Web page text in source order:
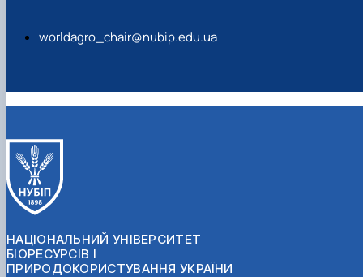
worldagro_chair@nubip.edu.ua
НАЦІОНАЛЬНИЙ УНІВЕРСИТЕТ
БІОРЕСУРСІВ І
ПРИРОДОКОРИСТУВАННЯ УКРАЇНИ